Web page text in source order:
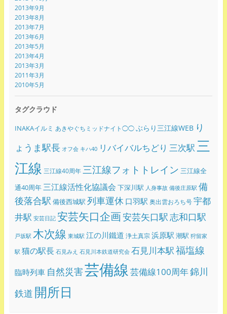
2013年9月
2013年8月
2013年7月
2013年6月
2013年5月
2013年4月
2013年3月
2011年3月
2010年5月
タグクラウド
INAKAイルミ あきやぐちミッドナイト◯◯ ぶらり三江線WEB り
ょうま駅長 オフ会 キハ40 リバイバルちどり 三次駅 三
江線 三江線40周年 三江線フォトトレイン 三江線全
通40周年三江線活性化協議会 下深川駅 人身事故 備後庄原駅 備
後落合駅 備後西城駅 列車運休 口羽駅 奥出雲おろち号 宇都
井駅 安芸日記 安芸矢口企画安芸矢口駅志和口駅
戸坂駅 木次線 東城駅 江の川鐵道 浄土真宗 浜原駅 潮駅 狩留家
駅 猫の駅長 石見みえ 石見川本鉄道研究会 石見川本駅福塩線
臨時列車 自然災害芸備線 芸備線100周年錦川
鉄道 開所日